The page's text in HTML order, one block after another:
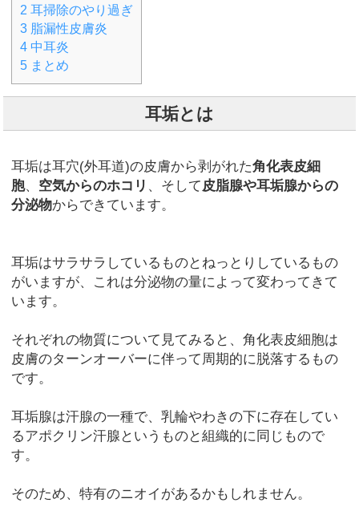
2 耳掃除のやり過ぎ
3 脂漏性皮膚炎
4 中耳炎
5 まとめ
耳垢とは
耳垢は耳穴(外耳道)の皮膚から剥がれた角化表皮細
胞、 空気からのホコリ 、そして 皮脂腺や耳垢腺からの
分泌物からできています。
耳垢はサラサラしているものとねっとりしているもの
がいますが、これは分泌物の量によって変わってきて
います。
それぞれの物質について見てみると、角化表皮細胞は
皮膚のターンオーバーに伴って周期的に脱落するもの
です。
耳垢腺は汗腺の一種で、乳輪やわきの下に存在してい
るアポクリン汗腺というものと組織的に同じもので
す。
そのため、特有のニオイがあるかもしれません。